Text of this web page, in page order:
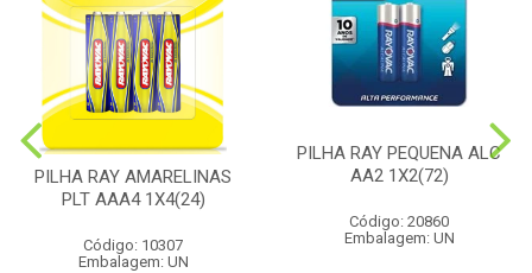
PILHA RAY AMARELINAS
PLT AAA4 1X4(24)
Código: 10307
Embalagem: UN
PILHA RAY PEQUENA ALC
AA2 1X2(72)
Código: 20860
Embalagem: UN